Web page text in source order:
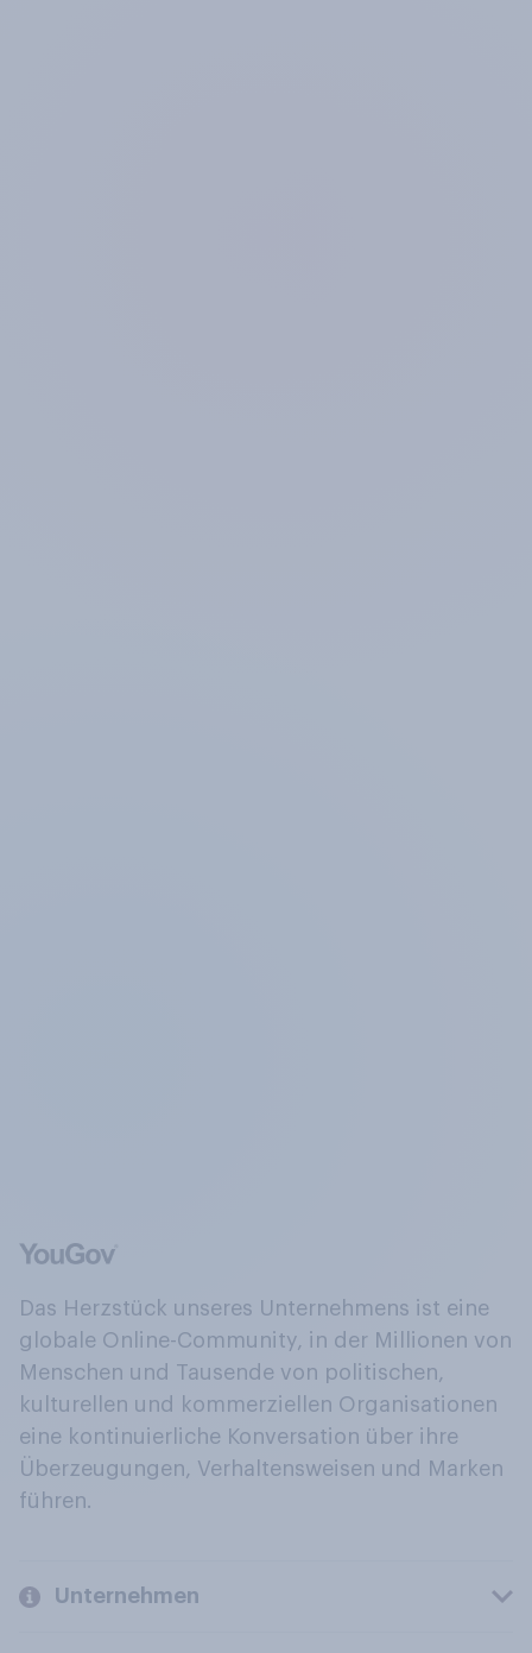
Das Herzstück unseres Unternehmens ist eine
globale Online-Community, in der Millionen von
Menschen und Tausende von politischen,
kulturellen und kommerziellen Organisationen
eine kontinuierliche Konversation über ihre
Überzeugungen, Verhaltensweisen und Marken
führen.
Unternehmen